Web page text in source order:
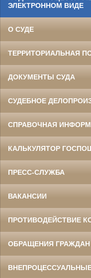
ЭЛЕКТРОННОМ ВИДЕ
О СУДЕ
ТЕРРИТОРИАЛЬНАЯ
ДОКУМЕНТЫ СУДА
СУДЕБНОЕ
СПРАВОЧНАЯ
КАЛЬКУЛЯТОР
ПРЕСС-СЛУЖБА
ВАКАНСИИ
ПРОТИВОДЕЙСТВИЕ
ОБРАЩЕНИЯ ГРАЖДАН